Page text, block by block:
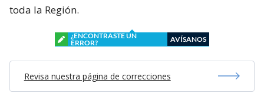
toda la Región.
¿ENCONTRASTE UN
ERROR?
AVÍSANOS
Revisa nuestra página de correcciones